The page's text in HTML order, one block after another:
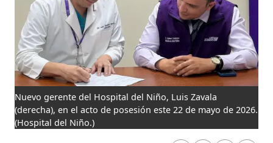
Nuevo gerente del Hospital del Niño, Luis Zavala
(derecha), en el acto de posesión este 22 de mayo de 2026.
(Hospital del Niño.)